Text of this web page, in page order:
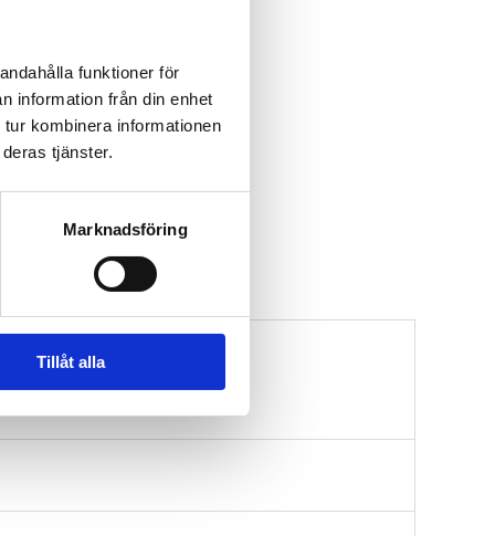
funktioner för
information från din enhet
kombinera informationen
tjänster.
Marknadsföring
Tillåt alla